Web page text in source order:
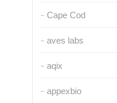
Cape Cod
aves labs
aqix
appexbio